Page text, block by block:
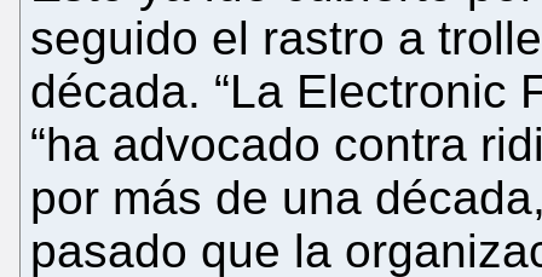
seguido el rastro a
década. “La Electronic
“ha advocado contra
por más de una
pasado que la